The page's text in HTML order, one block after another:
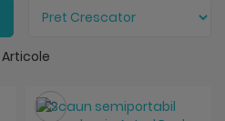
Articole
Salveaza